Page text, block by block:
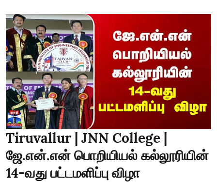
Tiruvallur | JNN College |
ஜே.என்.என் பொறியியல் கல்லூரியின்
14-வது பட்டமளிப்பு விழா